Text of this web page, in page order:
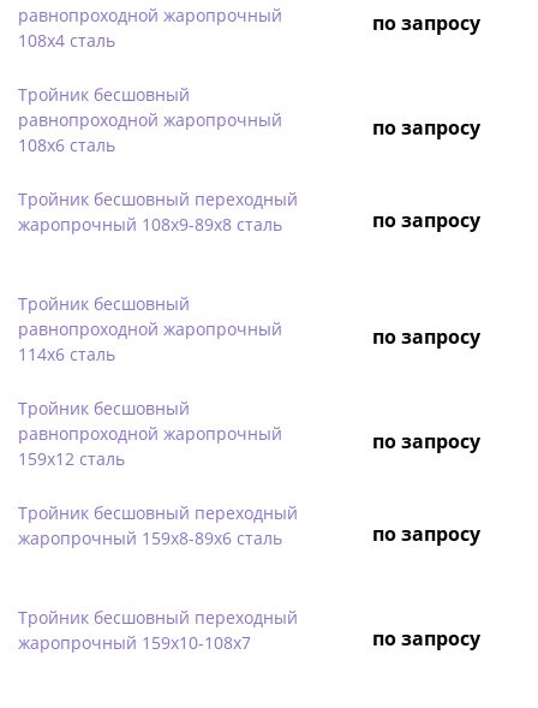
равнопроходной жаропрочный
108х4 сталь
по запросу
Тройник бесшовный
равнопроходной жаропрочный
108х6 сталь
по запросу
Тройник бесшовный переходный
жаропрочный 108х9-89х8 сталь
по запросу
Тройник бесшовный
равнопроходной жаропрочный
114х6 сталь
по запросу
Тройник бесшовный
равнопроходной жаропрочный
159х12 сталь
по запросу
Тройник бесшовный переходный
жаропрочный 159х8-89х6 сталь
по запросу
Тройник бесшовный переходный
жаропрочный 159х10-108х7
по запросу